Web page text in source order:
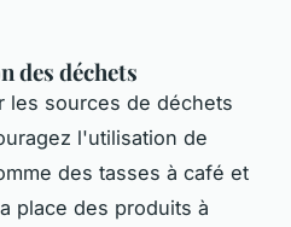
des déchets
les sources de déchets
l'utilisation de
des tasses à café et
place des produits à